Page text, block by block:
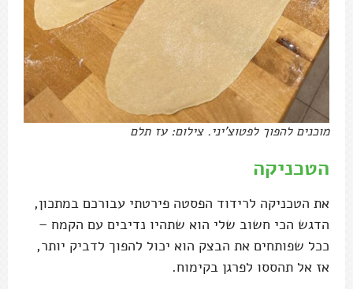
מוכנים להפוך לפטוצ'יני. צילום: עז תלם
הטכניקה
את הטכניקה לרידוד הפסטה פירטתי עבורכם במתכון,
הדגש הכי חשוב שלי הוא שתהיו נדיבים עם הקמח –
ככל שפותחים את הבצק הוא יכול להפוך לדביק יותר,
אז אל תהססו לפרגן בקימוח.